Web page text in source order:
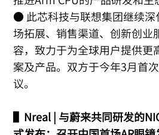
● 此芯科技与联想集团继续深
场拓展、销售渠道、创新创业
容，致力于为全球用户提供更
案及产品。双方于今年3月首
议。
▌Nreal | 与蔚来共同研发的